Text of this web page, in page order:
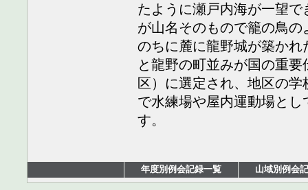
たように瀬戸内海が一望
が山名そのもので籠の鳥
のちに麓に龍野城が築か
と龍野の町並みが国の重
区）に選定され、地区の
で水練場や屋内運動場と
す。
年度別例会記録一覧 山域別例会